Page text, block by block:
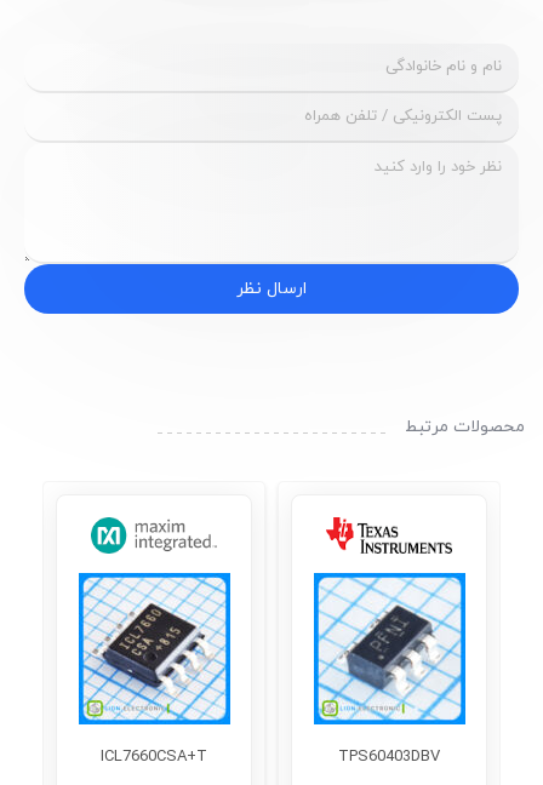
ارسال نظر
محصولات مرتبط
TPS60403DBV
ICL7660CSA+T